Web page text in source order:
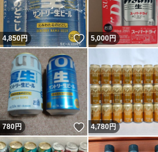
4,850円 いいね！
5,000円
780円 いいね！
4,780円